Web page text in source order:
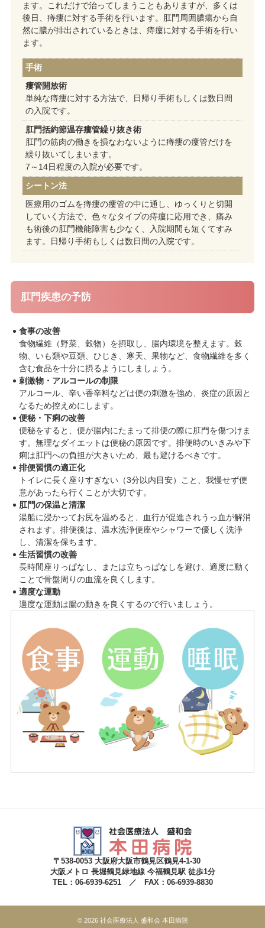
ます。これだけで治ってしまうこともありますが、多くは
後日、痔瘻に対する手術を行います。肛門周囲膿瘍から自
然に膿が排出されているときは、痔瘻に対する手術を行い
ます。
手術
瘻管開放術
単純な痔瘻に対する方法で、日帰り手術もしくは数日間
の入院です。
肛門括約節温存瘻管繰り抜き術
肛門の筋肉の働きを損なわないように痔瘻の瘻管だけを
繰り抜いてしまいます。
7～14日程度の入院が必要です。
シートン法
医療用のゴムを痔瘻の瘻管の中に通し、ゆっくりと切開
していく方法で、色々なタイプの痔瘻に応用でき、痛み
も術後の肛門機能障害も少なく、入院期間も短くてすみ
ます。日帰り手術もしくは数日間の入院です。
肛門疾患の予防
食事の改善
食物繊維（野菜、穀物）を摂取し、腸内環境を整えます。穀
物、いも類や豆類、ひじき、寒天、果物など、食物繊維を多く
含む食品を十分に摂るようにしましょう。
刺激物・アルコールの制限
アルコール、辛い香辛料などは便の刺激を強め、炎症の原因と
なるため控えめにします。
便秘・下痢の改善
便秘をすると、便が腸内にたまって排便の際に肛門を傷つけま
す。無理なダイエットは便秘の原因です。排便時のいきみや下
痢は肛門への負担が大きいため、最も避けるべきです。
排便習慣の適正化
トイレに長く座りすぎない（3分以内目安）こと、我慢せず便
意があったら行くことが大切です。
肛門の保温と清潔
湯船に浸かってお尻を温めると、血行が促進されうっ血が解消
されます。排便後は、温水洗浄便座やシャワーで優しく洗浄
し、清潔を保ちます。
生活習慣の改善
長時間座りっぱなし、または立ちっぱなしを避け、適度に動く
ことで骨盤周りの血流を良くします。
適度な運動
適度な運動は腸の動きを良くするので行いましょう。
〒538-0053 大阪府大阪市鶴見区鶴見4-1-30
大阪メトロ 長堀鶴見緑地線 今福鶴見駅 徒歩1分
TEL：06-6939-6251 ／ FAX：06-6939-8830
© 2026 社会医療法人 盛和会 本田病院